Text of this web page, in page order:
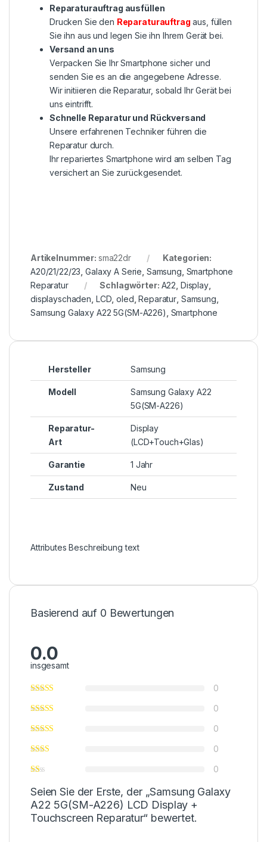
Reparaturauftrag ausfüllen
Drucken Sie den Reparaturauftrag aus, füllen
Sie ihn aus und legen Sie ihn Ihrem Gerät bei.
Versand an uns
Verpacken Sie Ihr Smartphone sicher und
senden Sie es an die angegebene Adresse.
Wir initiieren die Reparatur, sobald Ihr Gerät bei
uns eintrifft.
Schnelle Reparatur und Rückversand
Unsere erfahrenen Techniker führen die
Reparatur durch.
Ihr repariertes Smartphone wird am selben Tag
versichert an Sie zurückgesendet.
Artikelnummer: sma22dr
Kategorien:
A20/21/22/23 ,Galaxy A Serie Samsung Smartphone
Reparatur
Schlagwörter: A22 Display,
displayschaden LCD ,oled ,Reparatur Samsung
Samsung Galaxy A22 5G(SM-A226) Smartphone
Hersteller Samsung
Modell
Samsung Galaxy A22
5G(SM-A226)
Reparatur-
Art
Display
(LCD+Touch+Glas)
Garantie 1 Jahr
Zustand Neu
Attributes Beschreibung text
Basierend auf 0 Bewertungen
0.0
insgesamt
0
0
0
0
0
Seien Sie der Erste, der „Samsung Galaxy
A22 5G(SM-A226) LCD Display +
Touchscreen Reparatur“ bewertet.